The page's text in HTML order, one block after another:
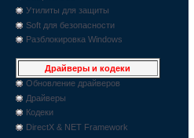
Утилиты для защиты
Soft для безопасности
Разблокировка Windows
Драйверы и кодеки
Обновление драйверов
Драйверы
Кодеки
DirectX & NET Framework